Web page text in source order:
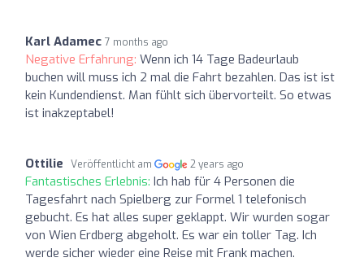
Karl Adamec 7 months ago
Negative Erfahrung: Wenn ich 14 Tage Badeurlaub
buchen will muss ich 2 mal die Fahrt bezahlen. Das ist ist
kein Kundendienst. Man fühlt sich übervorteilt. So etwas
ist inakzeptabel!
Ottilie Veröffentlicht am 2 years ago
Fantastisches Erlebnis: Ich hab für 4 Personen die
Tagesfahrt nach Spielberg zur Formel 1 telefonisch
gebucht. Es hat alles super geklappt. Wir wurden sogar
von Wien Erdberg abgeholt. Es war ein toller Tag. Ich
werde sicher wieder eine Reise mit Frank machen.